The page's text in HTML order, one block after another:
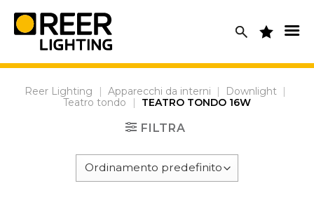
content
Reer Lighting | Apparecchi da interni | Downlight |
Teatro tondo
| TEATRO TONDO 16W
FILTRA